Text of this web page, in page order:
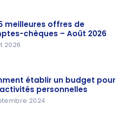
meilleures offres de
chèques – Août 2026
2026
établir un budget pour
personnelles
2024